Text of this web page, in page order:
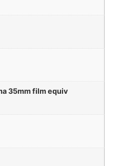
35mm film equiv